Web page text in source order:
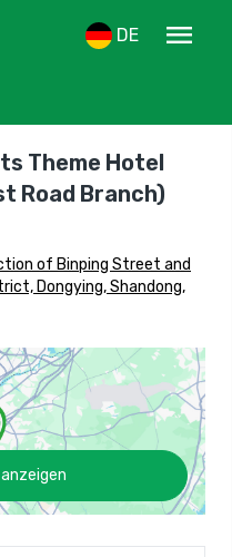
DE
menu
Theme Hotel
Road Branch)
of Binping Street and
Dongying, Shandong,